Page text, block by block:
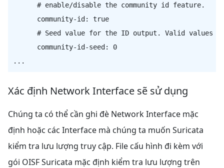
      # enable/disable the community id feature.
      community-id: true
# Seed value for the ID output. Valid values
      community-id-seed: 0
Xác định Network Interface sẽ sử dụng
Chúng ta có thể cần ghi đè Network Interface mặc
định hoặc các Interface mà chúng ta muốn Suricata
kiểm tra lưu lượng truy cập. File cấu hình đi kèm với
gói OISF Suricata mặc định kiểm tra lưu lượng trên